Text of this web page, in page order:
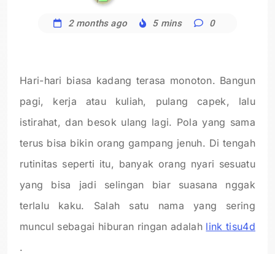
2 months ago 5 mins 0
Hari-hari biasa kadang terasa monoton. Bangun
pagi, kerja atau kuliah, pulang capek, lalu
istirahat, dan besok ulang lagi. Pola yang sama
terus bisa bikin orang gampang jenuh. Di tengah
rutinitas seperti itu, banyak orang nyari sesuatu
yang bisa jadi selingan biar suasana nggak
terlalu kaku. Salah satu nama yang sering
muncul sebagai hiburan ringan adalah link tisu4d
.